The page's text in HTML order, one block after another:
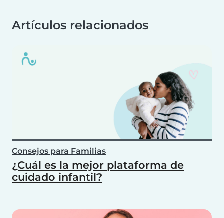
Artículos relacionados
Consejos para Familias
¿Cuál es la mejor plataforma de
cuidado infantil?